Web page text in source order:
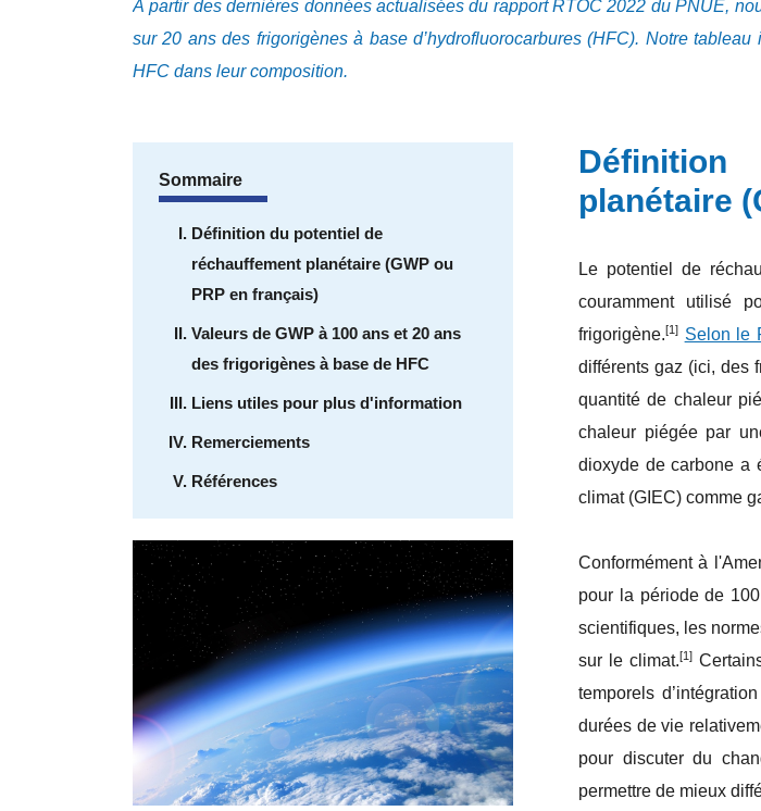
À partir des dernières données actualisées du rapport RTOC 2022 du PNUE,
sur 20 ans des frigorigènes à base d’hydrofluorocarbures (HFC). Notre
HFC dans leur composition.
Sommaire
Définition du potentiel de
réchauffement planétaire (GWP ou
PRP en français)
Valeurs de GWP à 100 ans et 20 ans
des frigorigènes à base de HFC
Liens utiles pour plus d'information
Remerciements
Références
planétaire
Le potentiel de
couramment utilisé
frigorigène.[1] Selon le
différents gaz (ici, des
quantité de chaleur
chaleur piégée par
dioxyde de carbone a
climat (GIEC) comme
Conformément à
pour la période de
scientifiques, les
sur le climat.[1]
temporels
durées de vie
pour discuter du
permettre de mieux